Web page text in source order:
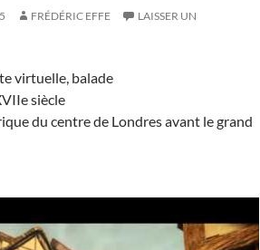
FRÉDÉRIC EFFE
LAISSER UN
virtuelle, balade
siècle
du centre de Londres avant le grand